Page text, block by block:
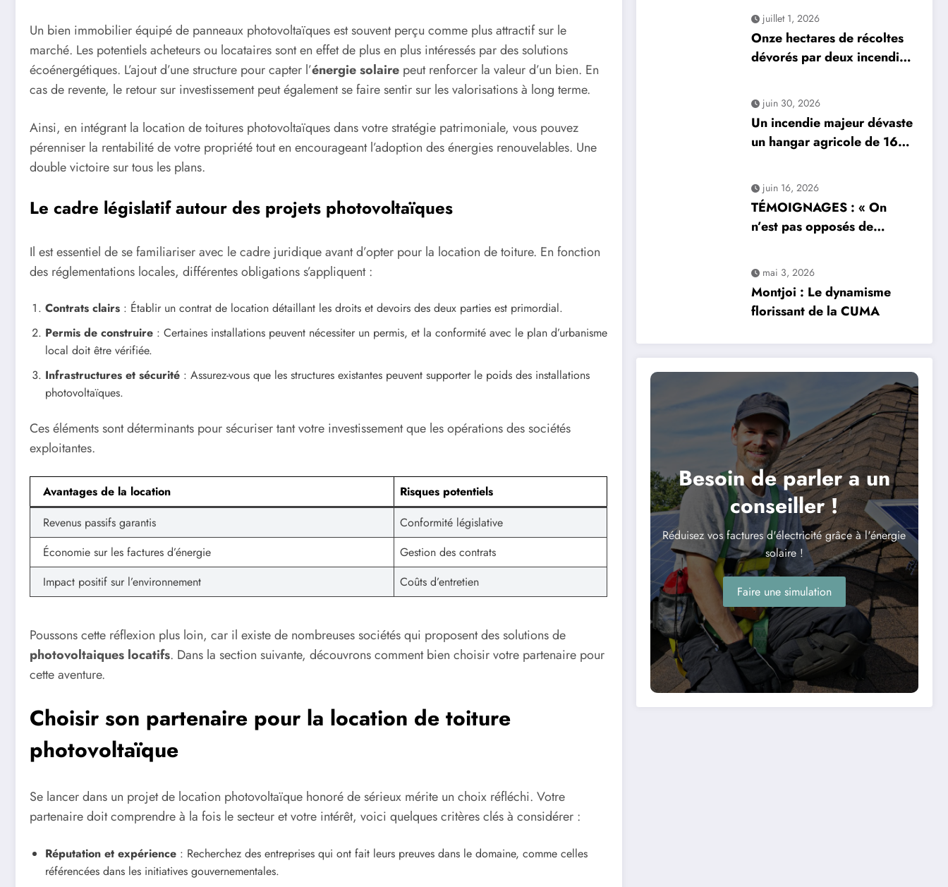
Un bien immobilier équipé de panneaux photovoltaïques est souvent perçu comme plus attractif sur le
marché. Les potentiels acheteurs ou locataires sont en effet de plus en plus intéressés par des solutions
écoénergétiques. L’ajout d’une structure pour capter l’énergie solaire peut renforcer la valeur d’un bien. En
cas de revente, le retour sur investissement peut également se faire sentir sur les valorisations à long terme.
Ainsi, en intégrant la location de toitures photovoltaïques dans votre stratégie patrimoniale, vous pouvez
pérenniser la rentabilité de votre propriété tout en encourageant l’adoption des énergies renouvelables. Une
double victoire sur tous les plans.
Le cadre législatif autour des projets photovoltaïques
Il est essentiel de se familiariser avec le cadre juridique avant d’opter pour la location de toiture. En fonction
des réglementations locales, différentes obligations s’appliquent :
Contrats clairs : Établir un contrat de location détaillant les droits et devoirs des deux parties est primordial.
Permis de construire : Certaines installations peuvent nécessiter un permis, et la conformité avec le plan d’urbanisme
local doit être vérifiée.
Infrastructures et sécurité : Assurez-vous que les structures existantes peuvent supporter le poids des installations
photovoltaïques.
Ces éléments sont déterminants pour sécuriser tant votre investissement que les opérations des sociétés
exploitantes.
Avantages de la location
Risques potentiels
Revenus passifs garantis
Conformité législative
Économie sur les factures d’énergie
Gestion des contrats
Impact positif sur l’environnement
Coûts d’entretien
Poussons cette réflexion plus loin, car il existe de nombreuses sociétés qui proposent des solutions de
photovoltaiques locatifs. Dans la section suivante, découvrons comment bien choisir votre partenaire pour
cette aventure.
Choisir son partenaire pour la location de toiture
photovoltaïque
Se lancer dans un projet de location photovoltaïque honoré de sérieux mérite un choix réfléchi. Votre
partenaire doit comprendre à la fois le secteur et votre intérêt, voici quelques critères clés à considérer :
Réputation et expérience : Recherchez des entreprises qui ont fait leurs preuves dans le domaine, comme celles
référencées dans les initiatives gouvernementales.
juillet 1, 2026
Onze hectares de récoltes
dévorés par deux incendies
sinistre dévastateur
juin 30, 2026
Un incendie majeur dévaste
un hangar agricole de 1600
de bottes de paille
juin 16, 2026
TÉMOIGNAGES : « On
n’est pas opposés de
projet solaire de 37
hectares suscite la
controverse
mai 3, 2026
Montjoi : Le dynamisme
florissant de la CUMA
Besoin de parler a un
conseiller !
Réduisez vos factures d'électricité grâce à l'énergie
solaire !
Faire une simulation